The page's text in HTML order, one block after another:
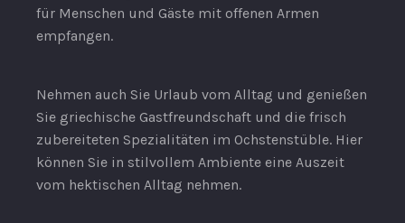
für Menschen und Gäste mit offenen Armen
empfangen.
Nehmen auch Sie Urlaub vom Alltag und genießen
Sie griechische Gastfreundschaft und die frisch
zubereiteten Spezialitäten im Ochstenstüble. Hier
können Sie in stilvollem Ambiente eine Auszeit
vom hektischen Alltag nehmen.